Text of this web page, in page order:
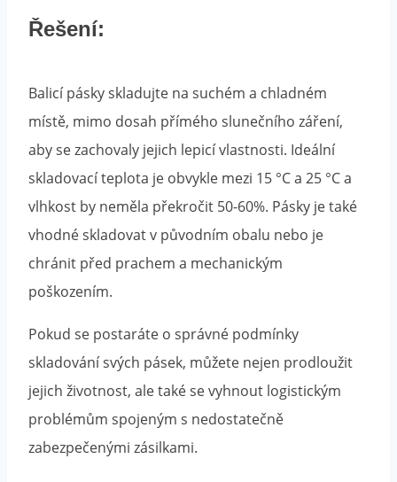
Řešení:
Balicí pásky skladujte na suchém a chladném
místě, mimo dosah přímého slunečního záření,
aby se zachovaly jejich lepicí vlastnosti. Ideální
skladovací teplota je obvykle mezi 15 °C a 25 °C a
vlhkost by neměla překročit 50-60%. Pásky je také
vhodné skladovat v původním obalu nebo je
chránit před prachem a mechanickým
poškozením.
Pokud se postaráte o správné podmínky
skladování svých pásek, můžete nejen prodloužit
jejich životnost, ale také se vyhnout logistickým
problémům spojeným s nedostatečně
zabezpečenými zásilkami.